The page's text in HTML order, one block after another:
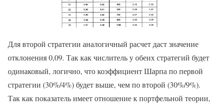
Для второй стратегии аналогичный расчет даст значение
отклонения 0,09. Так как числитель у обеих стратегий будет
одинаковый, логично, что коэффициент Шарпа по первой
стратегии (30%/4%) будет выше, чем по второй (30%/9%).
Так как показатель имеет отношение к портфельной теории,